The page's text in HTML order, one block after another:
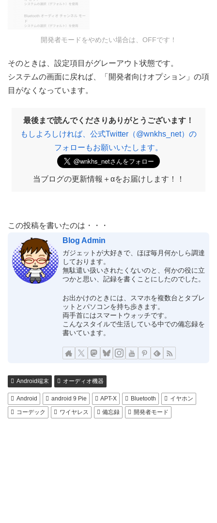
開発者モードをやめたい場合は、OFFです！
そのときは、設定項目がグレーアウト状態です。
システムの画面に戻れば、「開発者向けオプション」の項
目がなくなっています。
最後まで読んでくださりありがとうございます！
もしよろしければ、公式Twitter（@wnkhs_net）の
フォローもお願いいたします。
当ブログの更新情報＋αをお届けします！！
この投稿を書いたのは・・・
Blog Admin
ガジェットが大好きで、ほぼ毎月何かしら調達
しております。
無駄遣い扱いされたくないのと、何かの役に立
つかと思い、記録を書くことにしたのでした。
お出かけのときには、スマホを複数台とタブレ
ットとパソコンを持ち歩きます。
両手首にはスマートウォッチです。
こんなスタイルで生活している中での備忘録を
書いています。
Android端末 オーディオ機器
Android android 9 Pie APT-X Bluetooth
イヤホン
コーデック
ワイヤレス 備忘録 開発者モード